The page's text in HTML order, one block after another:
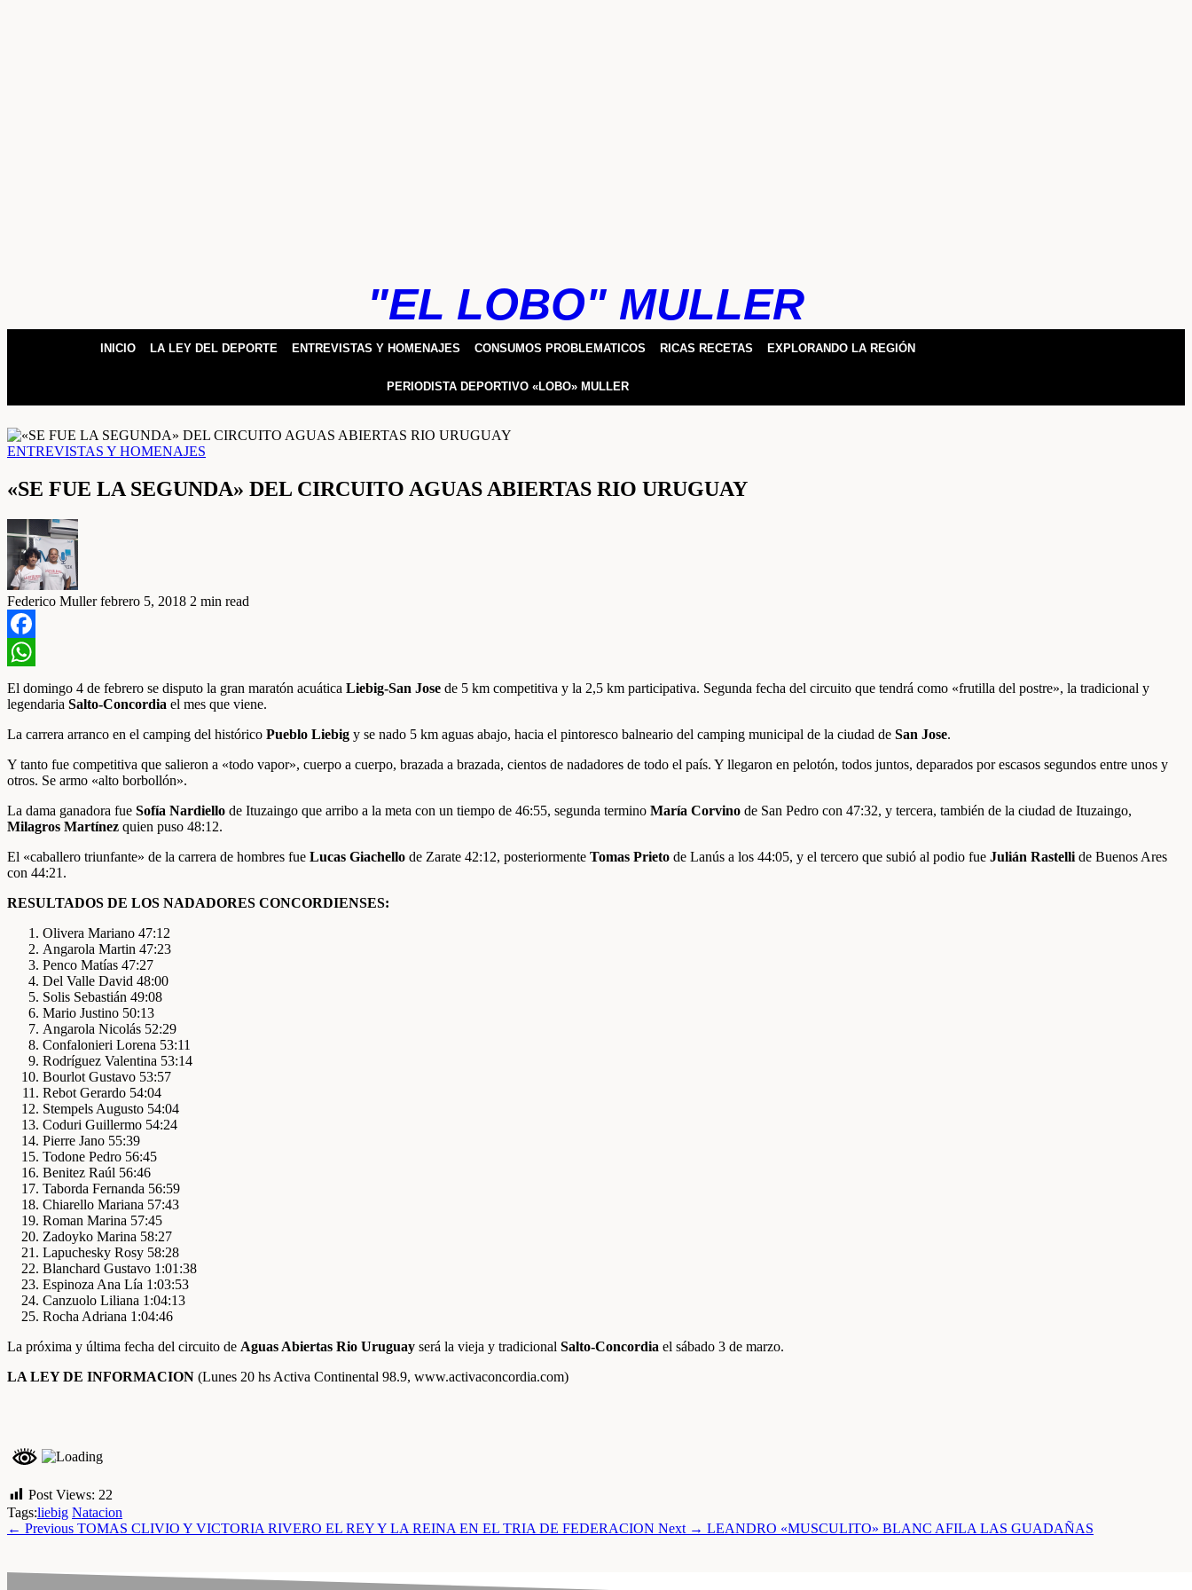
"EL LOBO" MULLER
INICIO LA LEY DEL DEPORTE ENTREVISTAS Y HOMENAJES CONSUMOS PROBLEMATICOS RICAS RECETAS EXPLORANDO LA REGIÓN
PERIODISTA DEPORTIVO «LOBO» MULLER
ENTREVISTAS Y HOMENAJES
«SE FUE LA SEGUNDA» DEL CIRCUITO AGUAS ABIERTAS RIO URUGUAY
Federico Muller febrero 5, 2018 2 min read
Facebook
WhatsApp
El domingo 4 de febrero se disputo la gran maratón acuática Liebig-San Jose de 5 km competitiva y la 2,5 km participativa. Segunda fecha del circuito que tendrá como «frutilla del postre», la tradicional y
legendaria Salto-Concordia el mes que viene.
La carrera arranco en el camping del histórico Pueblo Liebig y se nado 5 km aguas abajo, hacia el pintoresco balneario del camping municipal de la ciudad de San Jose.
Y tanto fue competitiva que salieron a «todo vapor», cuerpo a cuerpo, brazada a brazada, cientos de nadadores de todo el país. Y llegaron en pelotón, todos juntos, deparados por escasos segundos entre unos y
otros. Se armo «alto borbollón».
La dama ganadora fue Sofía Nardiello de Ituzaingo que arribo a la meta con un tiempo de 46:55, segunda termino María Corvino de San Pedro con 47:32, y tercera, también de la ciudad de Ituzaingo,
Milagros Martínez quien puso 48:12.
El «caballero triunfante» de la carrera de hombres fue Lucas Giachello de Zarate 42:12, posteriormente Tomas Prieto de Lanús a los 44:05, y el tercero que subió al podio fue Julián Rastelli de Buenos Ares
con 44:21.
RESULTADOS DE LOS NADADORES CONCORDIENSES:
Olivera Mariano 47:12
Angarola Martin 47:23
Penco Matías 47:27
Del Valle David 48:00
Solis Sebastián 49:08
Mario Justino 50:13
Angarola Nicolás 52:29
Confalonieri Lorena 53:11
Rodríguez Valentina 53:14
Bourlot Gustavo 53:57
Rebot Gerardo 54:04
Stempels Augusto 54:04
Coduri Guillermo 54:24
Pierre Jano 55:39
Todone Pedro 56:45
Benitez Raúl 56:46
Taborda Fernanda 56:59
Chiarello Mariana 57:43
Roman Marina 57:45
Zadoyko Marina 58:27
Lapuchesky Rosy 58:28
Blanchard Gustavo 1:01:38
Espinoza Ana Lía 1:03:53
Canzuolo Liliana 1:04:13
Rocha Adriana 1:04:46
La próxima y última fecha del circuito de Aguas Abiertas Rio Uruguay será la vieja y tradicional Salto-Concordia el sábado 3 de marzo.
LA LEY DE INFORMACION (Lunes 20 hs Activa Continental 98.9, www.activaconcordia.com)
Post Views: 22
Tags:liebig Natacion
← Previous TOMAS CLIVIO Y VICTORIA RIVERO EL REY Y LA REINA EN EL TRIA DE FEDERACION Next → LEANDRO «MUSCULITO» BLANC AFILA LAS GUADAÑAS